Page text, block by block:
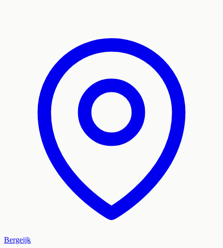
Bergeijk